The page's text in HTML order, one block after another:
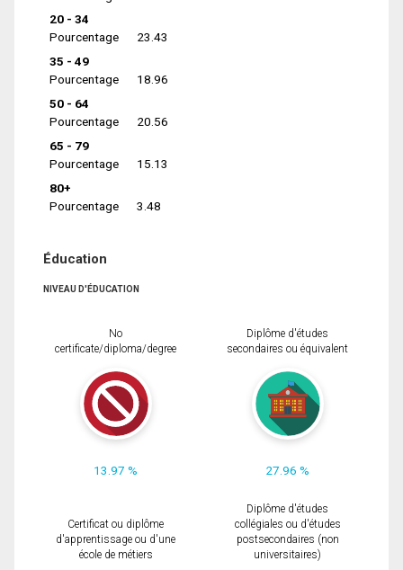
20 - 34
Pourcentage
23.43
35 - 49
Pourcentage
18.96
50 - 64
Pourcentage
20.56
65 - 79
Pourcentage
15.13
80+
Pourcentage
3.48
Éducation
NIVEAU D'ÉDUCATION
No
certificate/diploma/degree
13.97 %
Diplôme d'études
secondaires ou équivalent
27.96 %
Certificat ou diplôme
d'apprentissage ou d'une
école de métiers
Diplôme d'études
collégiales ou d'études
postsecondaires (non
universitaires)